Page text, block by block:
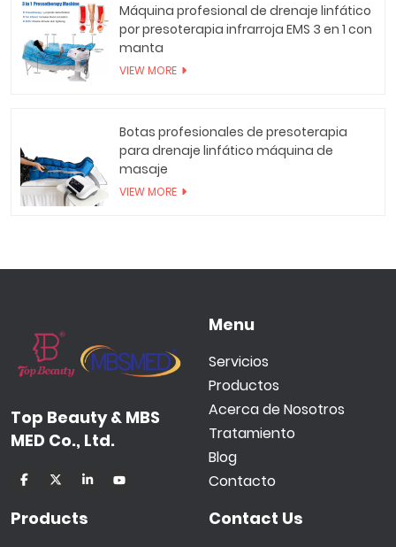
Máquina profesional de drenaje linfático
por presoterapia infrarroja EMS 3 en 1 con
manta
VIEW MORE
Botas profesionales de presoterapia
para drenaje linfático máquina de
masaje
VIEW MORE
Top Beauty & MBS
MED Co., Ltd.
Menu
Servicios
Productos
Acerca de Nosotros
Tratamiento
Blog
Contacto
Products Contact Us